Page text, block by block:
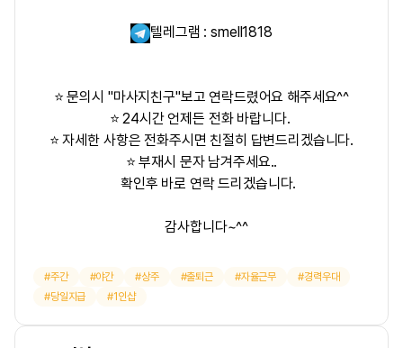
텔레그램 : smell1818
⭐ 문의시 "마사지친구"보고 연락드렸어요 해주세요^^
⭐ 24시간 언제든 전화 바랍니다.
⭐ 자세한 사항은 전화주시면 친절히 답변드리겠습니다.
⭐ 부재시 문자 남겨주세요..
확인후 바로 연락 드리겠습니다.
감사합니다~^^
주간 야간 상주 출퇴근 자율근무
경력우대
당일지급
1인샵